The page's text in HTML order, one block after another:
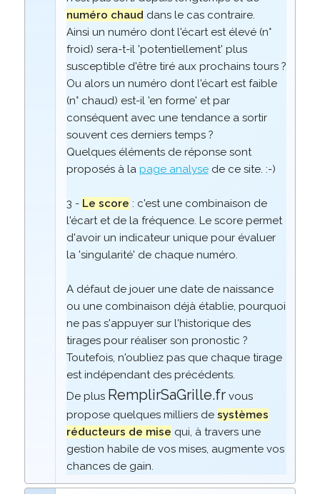
numéro chaud dans le cas contraire.
Ainsi un numéro dont l'écart est élevé (n°
froid) sera-t-il 'potentiellement' plus
susceptible d'être tiré aux prochains tours ?
Ou alors un numéro dont l'écart est faible
(n° chaud) est-il 'en forme' et par
conséquent avec une tendance a sortir
souvent ces derniers temps ?
Quelques éléments de réponse sont
proposés à la page analysede ce site. :-)
3 - Le score : c'est une combinaison de
l'écart et de la fréquence. Le score permet
d'avoir un indicateur unique pour évaluer
la 'singularité' de chaque numéro.
A défaut de jouer une date de naissance
ou une combinaison déjà établie, pourquoi
ne pas s'appuyer sur l'historique des
tirages pour réaliser son pronostic ?
Toutefois, n'oubliez pas que chaque tirage
est indépendant des précédents.
De plus RemplirSaGrille.frvous
propose quelques milliers de systèmes
réducteurs de mise qui, à travers une
gestion habile de vos mises, augmente vos
chances de gain.